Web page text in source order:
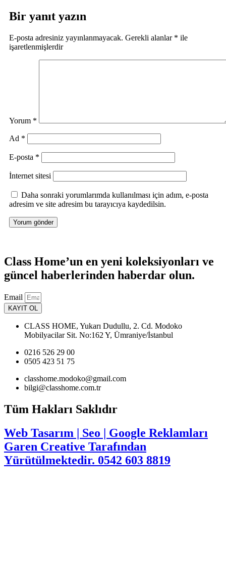
Bir yanıt yazın
E-posta adresiniz yayınlanmayacak. Gerekli alanlar * ile
işaretlenmişlerdir
Yorum *
Ad *
E-posta *
İnternet sitesi
Daha sonraki yorumlarımda kullanılması için adım, e-posta
adresim ve site adresim bu tarayıcıya kaydedilsin.
Class Home’un en yeni koleksiyonları ve
güncel haberlerinden haberdar olun.
Email
KAYIT OL
CLASS HOME, Yukarı Dudullu, 2. Cd. Modoko
Mobilyacilar Sit. No:162 Y, Ümraniye/İstanbul
0216 526 29 00
0505 423 51 75
classhome.modoko@gmail.com
bilgi@classhome.com.tr
Tüm Hakları Saklıdır
Web Tasarım | Seo | Google Reklamları
Garen Creative Tarafından
Yürütülmektedir. 0542 603 8819